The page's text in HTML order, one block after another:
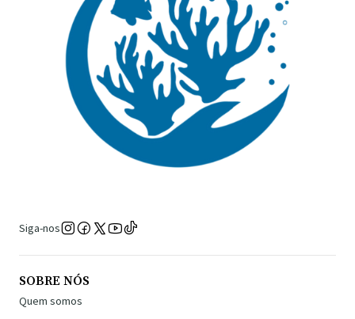
Siga-nos
SOBRE NÓS
Quem somos